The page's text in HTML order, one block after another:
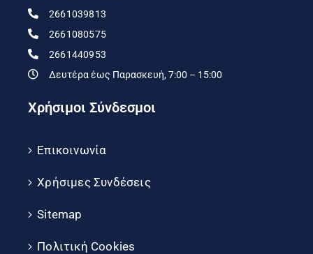
2661039813
2661080575
2661440953
Δευτέρα έως Παρασκευή, 7:00 – 15:00
Χρήσιμοι Σύνδεσμοι
Επικοινωνία
Χρήσιμες Συνδέσεις
Sitemap
Πολιτική Cookies